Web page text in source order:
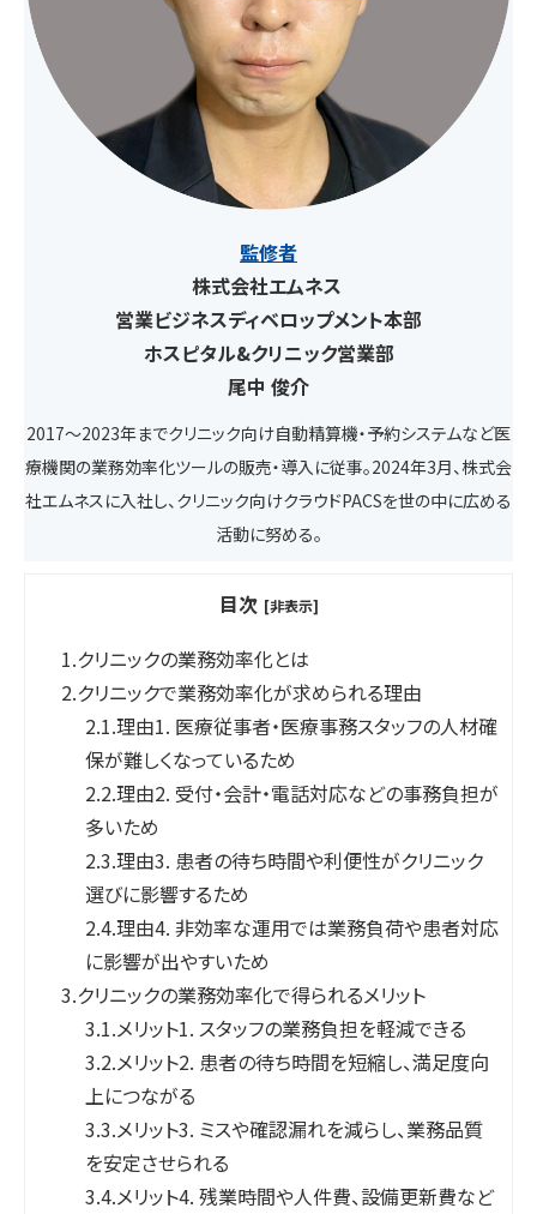
監修者
株式会社エムネス
営業ビジネスディベロップメント本部
ホスピタル&クリニック営業部
尾中 俊介
2017〜2023年までクリニック向け自動精算機・予約システムなど医
療機関の業務効率化ツールの販売・導入に従事。2024年3月、株式会
社エムネスに入社し、クリニック向けクラウドPACSを世の中に広める
活動に努める。
目次 [非表示]
1.クリニックの業務効率化とは
2.クリニックで業務効率化が求められる理由
2.1.理由1. 医療従事者・医療事務スタッフの人材確
保が難しくなっているため
2.2.理由2. 受付・会計・電話対応などの事務負担が
多いため
2.3.理由3. 患者の待ち時間や利便性がクリニック
選びに影響するため
2.4.理由4. 非効率な運用では業務負荷や患者対応
に影響が出やすいため
3.クリニックの業務効率化で得られるメリット
3.1.メリット1. スタッフの業務負担を軽減できる
3.2.メリット2. 患者の待ち時間を短縮し、満足度向
上につながる
3.3.メリット3. ミスや確認漏れを減らし、業務品質
を安定させられる
3.4.メリット4. 残業時間や人件費、設備更新費など